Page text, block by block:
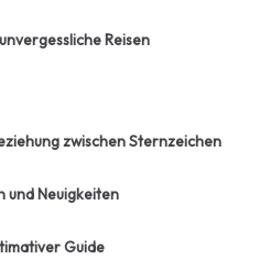
Reisen
zwischen Sternzeichen
und Neuigkeiten
Guide